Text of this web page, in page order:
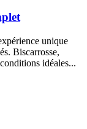
unique
Biscarrosse,
idéales...